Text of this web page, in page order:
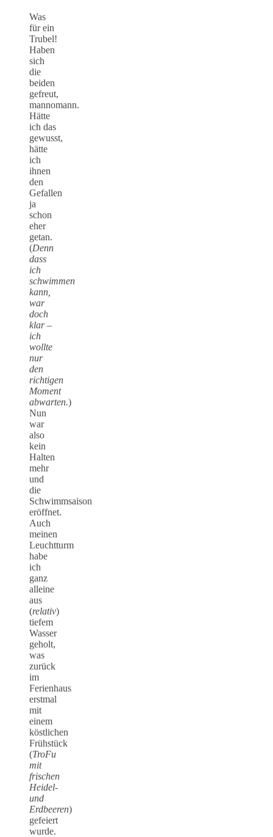
Was
für ein
Trubel!
Haben
sich
die
beiden
gefreut,
mannomann.
Hätte
ich das
gewusst,
hätte
ich
ihnen
den
Gefallen
ja
schon
eher
getan.
(Denn
dass
ich
schwimmen
kann,
war
doch
klar –
ich
wollte
nur
den
richtigen
Moment
abwarten.)
Nun
war
also
kein
Halten
mehr
und
die
Schwimmsaison
eröffnet.
Auch
meinen
Leuchtturm
habe
ich
ganz
alleine
aus
(relativ)
tiefem
Wasser
geholt,
was
zurück
im
Ferienhaus
erstmal
mit
einem
köstlichen
Frühstück
(TroFu
mit
frischen
Heidel-
und
Erdbeeren)
gefeiert
wurde.